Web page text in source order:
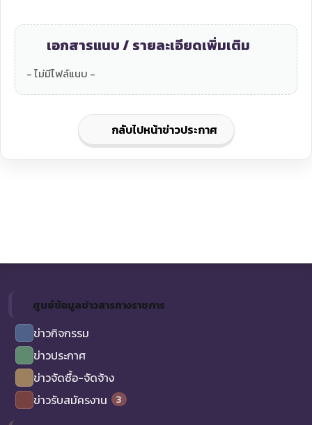
เอกสารแนบ / รายละเอียดเพิ่มเติม
- ไม่มีไฟล์แนบ -
กลับไปหน้าข่าวประกาศ
ศูนย์ข้อมูลข่าวสารทางราชการ
ข่าวกิจกรรม
ข่าวประกาศ
ข่าวจัดซื้อ-จัดจ้าง
ข่าวรับสมัครงาน
3